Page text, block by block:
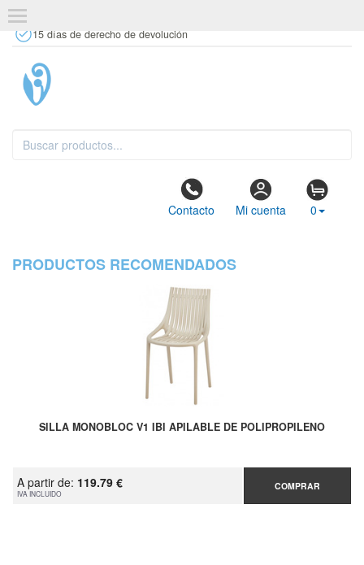
15 días de derecho de devolución
Contacto Mi cuenta 0
PRODUCTOS RECOMENDADOS
SILLA MONOBLOC V1 IBI APILABLE DE POLIPROPILENO
A partir de: 119.79 €
IVA INCLUIDO
COMPRAR